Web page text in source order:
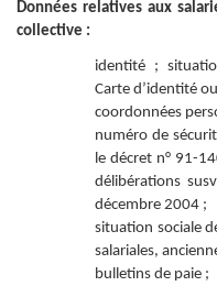
Données relatives aux
collective :
identité ;
Carte d’identité
coordonnées
numéro de
le décret n° 91-
délibérations
décembre 2004 ;
situation sociale
salariales,
bulletins de paie ;